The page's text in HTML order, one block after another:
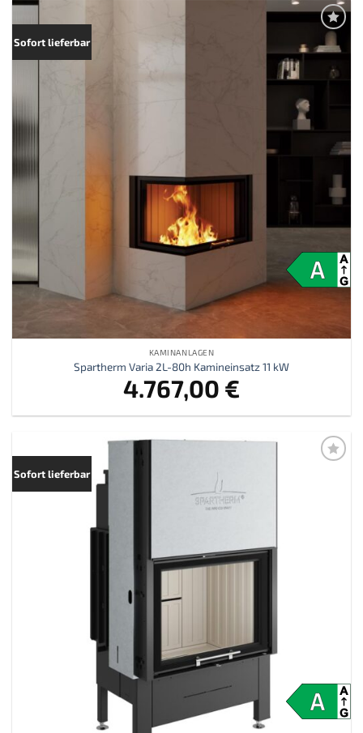
Sofort lieferbar
Merkliste
hinzufügen
KAMINANLAGEN
Spartherm Varia 2L-80h Kamineinsatz 11 kW
4.767,00 €
Sofort lieferbar